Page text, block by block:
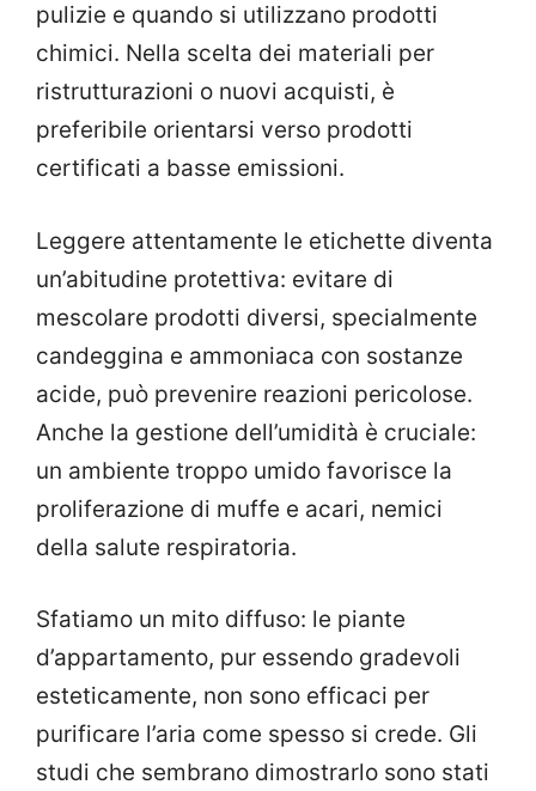
pulizie e quando si utilizzano prodotti
chimici. Nella scelta dei materiali per
ristrutturazioni o nuovi acquisti, è
preferibile orientarsi verso prodotti
certificati a basse emissioni.
Leggere attentamente le etichette diventa
un’abitudine protettiva: evitare di
mescolare prodotti diversi, specialmente
candeggina e ammoniaca con sostanze
acide, può prevenire reazioni pericolose.
Anche la gestione dell’umidità è cruciale:
un ambiente troppo umido favorisce la
proliferazione di muffe e acari, nemici
della salute respiratoria.
Sfatiamo un mito diffuso: le piante
d’appartamento, pur essendo gradevoli
esteticamente, non sono efficaci per
purificare l’aria come spesso si crede. Gli
studi che sembrano dimostrarlo sono stati